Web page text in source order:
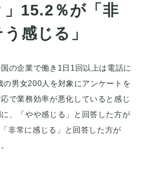
」15.2％が「非
感じる」
の企業で働き1日1回以上は電話に
の男女200人を対象にアンケートを
で業務効率が悪化していると感じ
、「やや感じる」と回答した方が
非常に感じる」と回答した方が